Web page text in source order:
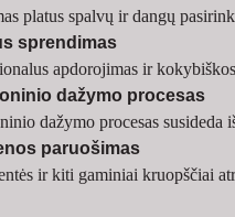
platus spalvų ir dangų
sprendimas
apdorojimas ir
dažymo procesas
dažymo procesas
paruošimas
ir kiti gaminiai kruopščiai